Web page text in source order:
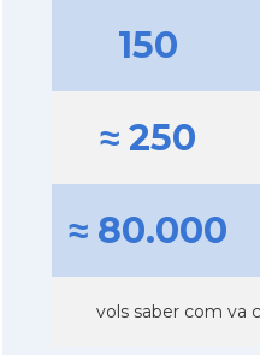
150
≈ 250
≈ 80.000
vols saber com va